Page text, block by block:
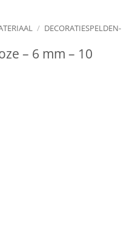
/ DECORATIESPELDEN-
– 6 mm – 10